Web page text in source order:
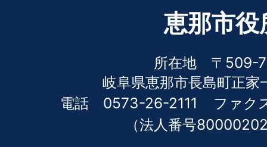
恵那市役
所在地 〒509-
岐阜県恵那市長島町正家
電話 0573-26-2111
ファ
（法人番号